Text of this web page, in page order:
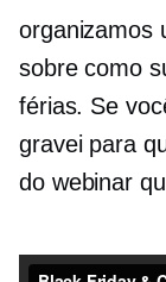
organizamos
sobre como
férias. Se
gravei para
do webinar